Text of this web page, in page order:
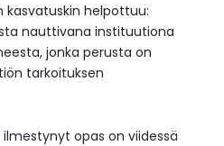
kasvatuskin helpottuu:
nauttivana instituutiona
jonka perusta on
tarkoituksen
ilmestynyt opas on viidessä